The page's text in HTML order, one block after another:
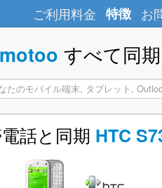
ご利用料金 特徴 お
すべて同
話と同期 HTC